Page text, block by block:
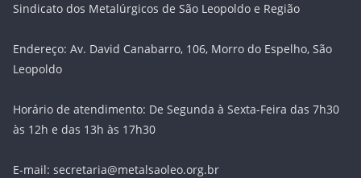
Sindicato dos Metalúrgicos de São Leopoldo e Região
Endereço: Av. David Canabarro, 106, Morro do Espelho, São
Leopoldo
Horário de atendimento: De Segunda à Sexta-Feira das 7h30
às 12h e das 13h às 17h30
E-mail: secretaria@metalsaoleo.org.br